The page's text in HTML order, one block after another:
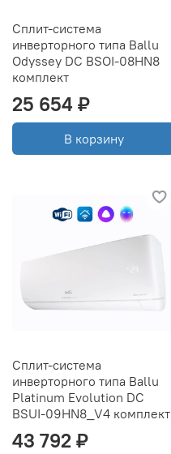
Сплит-система
инверторного типа Ballu
Odyssey DC BSOI-08HN8
комплект
25 654 ₽
В корзину
Сплит-система
инверторного типа Ballu
Platinum Evolution DC
BSUI-09HN8_V4 комплект
43 792 ₽